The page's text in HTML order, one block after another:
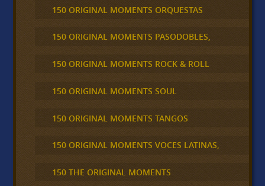
150 ORIGINAL MOMENTS ORQUESTAS
150 ORIGINAL MOMENTS PASODOBLES,
150 ORIGINAL MOMENTS ROCK & ROLL
150 ORIGINAL MOMENTS SOUL
150 ORIGINAL MOMENTS TANGOS
150 ORIGINAL MOMENTS VOCES LATINAS,
150 THE ORIGINAL MOMENTS